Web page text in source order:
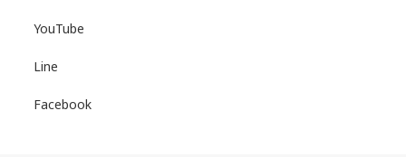
YouTube
Line
Facebook